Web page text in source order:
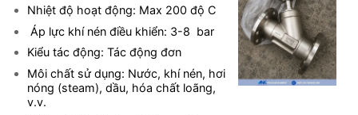
Nhiệt độ hoạt động: Max 200 độ C
Áp lực khí nén điều khiển: 3-8 bar
Kiểu tác động: Tác động đơn
Môi chất sử dụng: Nước, khí nén, hơi
nóng (steam), dầu, hóa chất loãng,
v.v.